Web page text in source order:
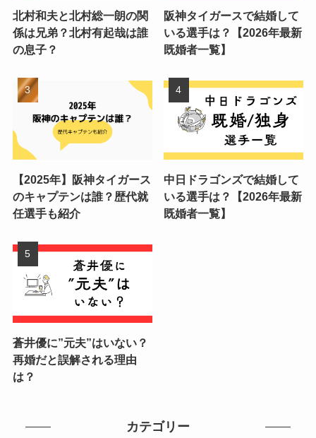
北村和夫と北村総一朗の関
係は兄弟？北村有起哉は誰
の息子？
阪神タイガースで結婚して
いる選手は？【2026年最新
既婚者一覧】
【2025年】阪神タイガース
のキャプテンは誰？歴代就
任選手も紹介
中日ドラゴンズで結婚して
いる選手は？【2026年最新
既婚者一覧】
蒼井優に”元夫”はいない？
再婚だと誤解される理由
は？
カテゴリー